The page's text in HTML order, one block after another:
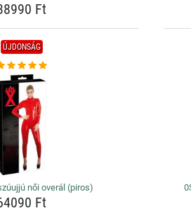
Ft
ÚJDONSÁG
női overál (piros)
Ft